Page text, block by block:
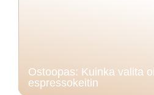
Ostoopas: Kuinka valita
espressokeitin